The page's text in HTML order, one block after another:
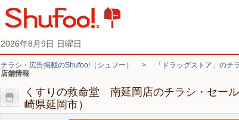
2026年8月9日 日曜日
チラシ・広告掲載のShufoo!（シュフー） > 「ドラッグストア」のチ
店舗情報
くすりの救命堂 南延岡店のチラシ・セー
崎県延岡市）